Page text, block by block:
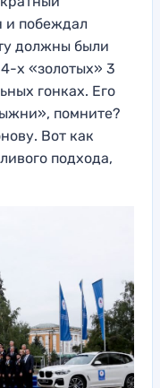
и побеждал
должны были
х «золотых» 3
гонках. Его
помните?
Вот как
подхода,